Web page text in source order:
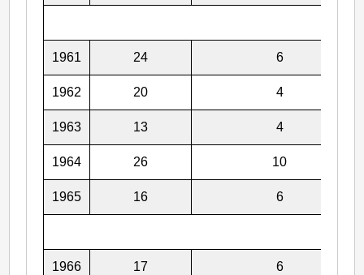
1961 24 6
1962 20 4
1963 13 4
1964 26 10
1965 16 6
1966 17 6